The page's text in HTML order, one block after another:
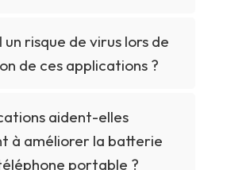
risque de virus lors de
de ces applications ?
aident-elles
à améliorer la batterie
portable ?